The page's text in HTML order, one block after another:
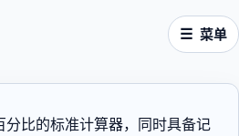
菜单
比的标准计算器，同时具备记